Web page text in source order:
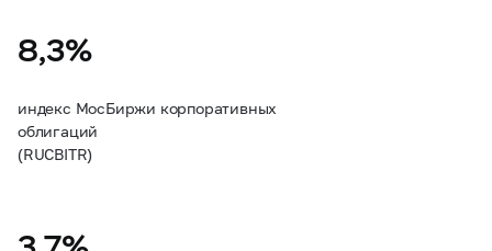
8,3%
индекс МосБиржи корпоративных
облигаций
(RUCBITR)